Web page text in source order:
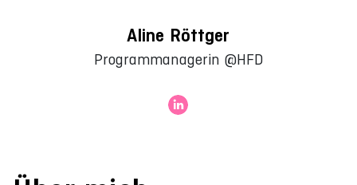
Aline Röttger
Programmanagerin @HFD